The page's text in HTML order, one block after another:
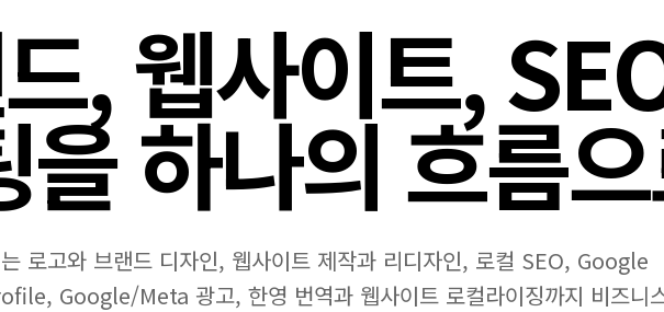
, 웹사이트,
을 하나의 흐름
로고와 브랜드 디자인, 웹사이트 제작과 리디자인, 로컬 SEO, Google
Google/Meta 광고, 한영 번역과 웹사이트 로컬라이징까지 비즈니